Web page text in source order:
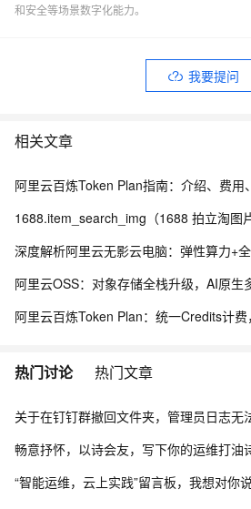
和安全等场景数字化能力。
我要提问
相关文章
阿里云OSS：对象存储全栈升级，AI原生
阿里云百炼Token Plan：统一Credits计
热门讨论 热门文章
畅意抒怀，以诗会友，写下你的运维打油
“智能运维，云上实践”留言板，我想对你